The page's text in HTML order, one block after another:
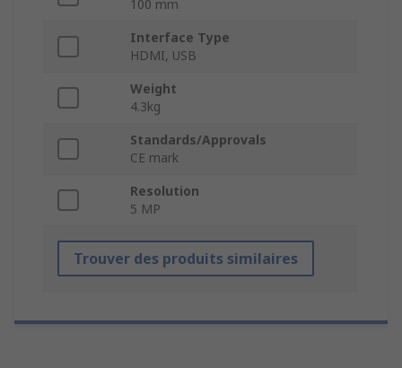
100 mm
Interface Type
HDMI, USB
Weight
4.3kg
Standards/Approvals
CE mark
Resolution
5 MP
Trouver des produits similaires